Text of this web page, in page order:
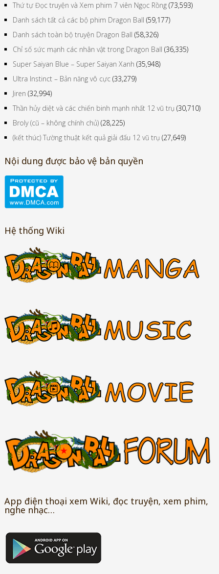
Thứ tự Đọc truyện và Xem phim 7 viên Ngọc Rồng (73,593)
Danh sách tất cả các bộ phim Dragon Ball (59,177)
Danh sách toàn bộ truyện Dragon Ball (58,326)
Chỉ số sức mạnh các nhân vật trong Dragon Ball (36,335)
Super Saiyan Blue – Super Saiyan Xanh (35,948)
Ultra Instinct – Bản năng vô cực (33,279)
Jiren (32,994)
Thần hủy diệt và các chiến binh mạnh nhất 12 vũ trụ (30,710)
Broly (cũ – không chính chủ) (28,225)
(kết thúc) Tường thuật kết quả giải đấu 12 vũ trụ (27,649)
Nội dung được bảo vệ bản quyền
Hệ thống Wiki
App điện thoại xem Wiki, đọc truyện, xem phim,
nghe nhạc…